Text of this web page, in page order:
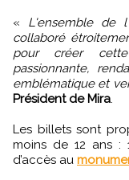
« L'ensemble de
collaboré
pour créer
passionnante,
emblématique et
Président de Mira.
Les billets sont
moins de 12 ans :
d’accès au